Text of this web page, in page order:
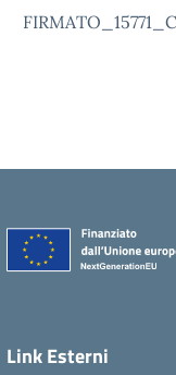
Link Esterni